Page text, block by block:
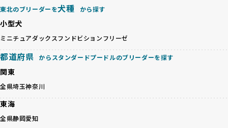
基づいた責任あるブリーディングを確保しています。
さらに、健康管理、社会性の育成、遺伝子検査、食事や運動
の質など、ワンちゃんの心身に配慮した飼育環境が整ってい
るかを評価する12項目の総合基準を設けています。これによ
り、より高い基準をクリアしたブリーダーだけを厳選してい
ます。
その結果、合格率10%未満という厳しい基準をクリアした優
良ブリーダーのみが登録されています。
ゃんを家族のように愛するという理念を共有するブリーダー
のみを厳選しています。これにより、ユーザーの皆さんに安
待する理想と現実が大きく異なることも少なくありません。
健康と性格を次世代に引き継ぐために、ミックス犬の繁殖を
避けます。無計画な交配がもたらすリスクを理解し、飼い主
殖を徹底しているのです。
一方、営利優先ブリーダーは流行や需要に応じて安易にミッ
が多く見受けられます。場合によっては、チワワ×ハスキー
等体格の異なるリスクの高い交配を行うこともあります。
東北のブリーダーを犬種 から探す
小型犬
ミニチュアダックスフンドビションフリーゼ
都道府県 からスタンダードプードルのブリーダーを探す
関東
全県埼玉神奈川
東海
全県静岡愛知